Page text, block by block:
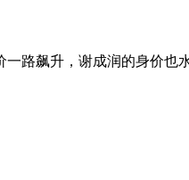
路飙升，谢成润的身价也